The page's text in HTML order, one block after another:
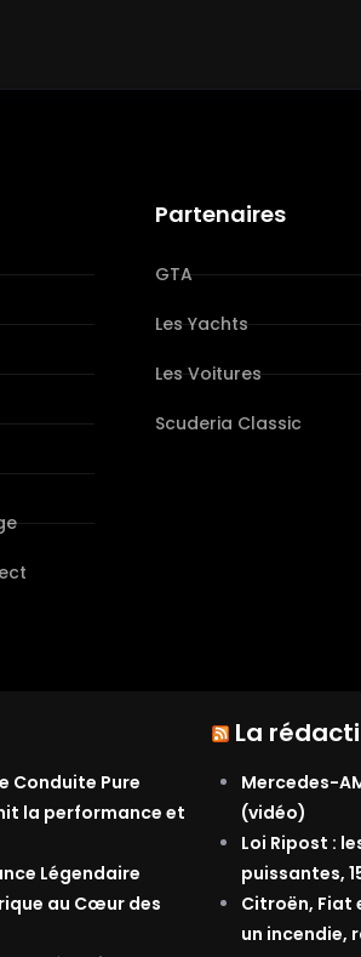
Partenaires
GTA
Les Yachts
Les Voitures
Scuderia Classic
Conduite Pure
la performance et
Légendaire
au Cœur des
La
Mercedes-
(vidéo)
Loi Ripost :
puissantes,
Citroën, Fiat
un incendie,